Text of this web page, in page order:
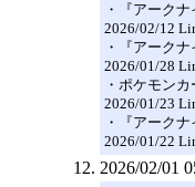
・『アーク
2026/02/12
・『アーク
2026/01/28
・ポケモン
2026/01/23
・『アーク
2026/01/22
2026/02/01